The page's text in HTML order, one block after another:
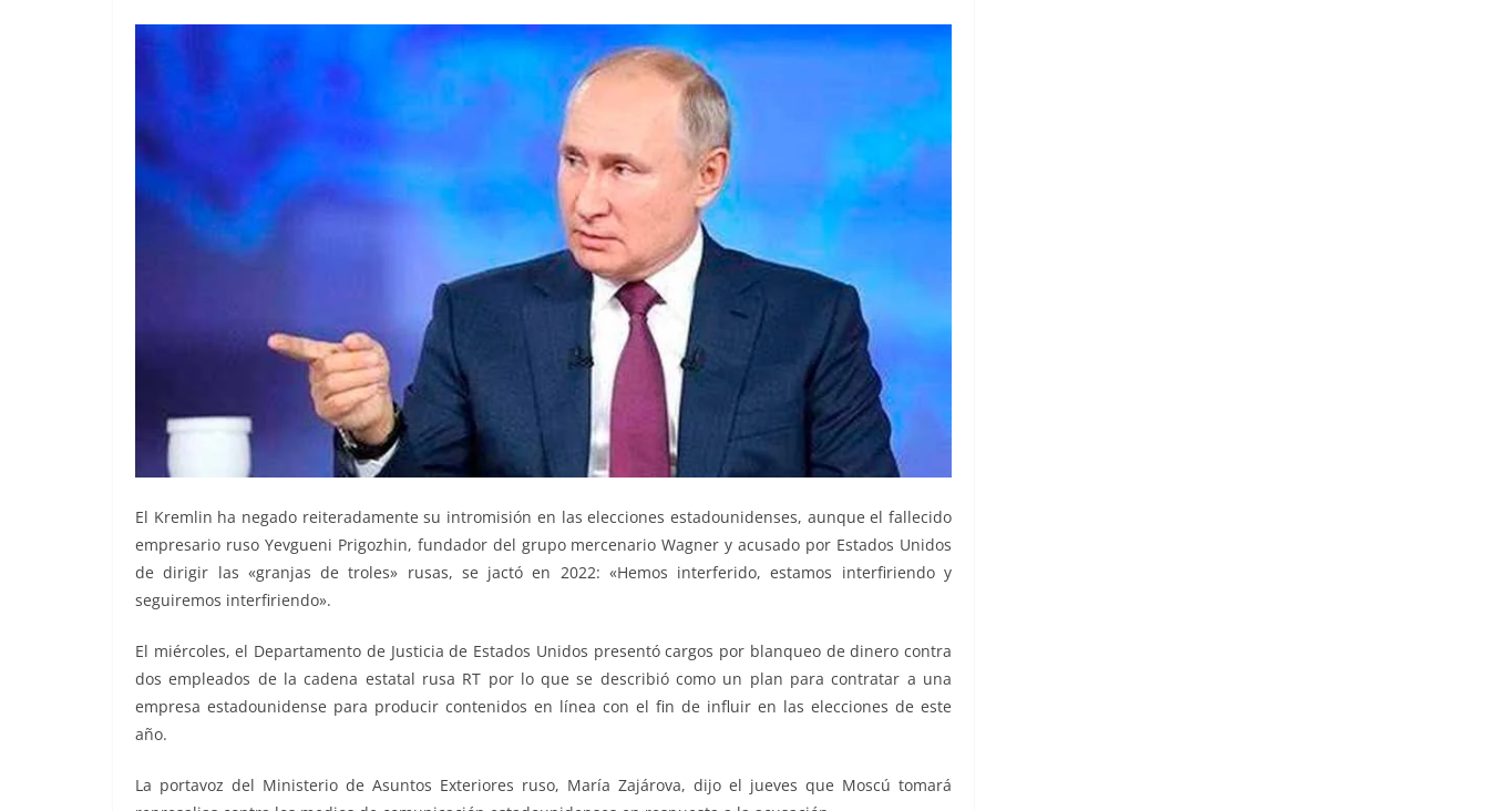
El Kremlin ha negado reiteradamente su intromisión en las elecciones estadounidenses, aunque el fallecido
empresario ruso Yevgueni Prigozhin, fundador del grupo mercenario Wagner y acusado por Estados Unidos
de dirigir las «granjas de troles» rusas, se jactó en 2022: «Hemos interferido, estamos interfiriendo y
seguiremos interfiriendo».
El miércoles, el Departamento de Justicia de Estados Unidos presentó cargos por blanqueo de dinero contra
dos empleados de la cadena estatal rusa RT por lo que se describió como un plan para contratar a una
empresa estadounidense para producir contenidos en línea con el fin de influir en las elecciones de este
año.
La portavoz del Ministerio de Asuntos Exteriores ruso, María Zajárova, dijo el jueves que Moscú tomará